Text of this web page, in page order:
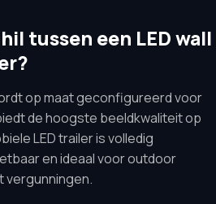
tussen een LED wall
op maat geconfigureerd voor
de hoogste beeldkwaliteit op
LED trailer is volledig
en ideaal voor outdoor
vergunningen.